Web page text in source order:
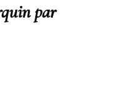
par